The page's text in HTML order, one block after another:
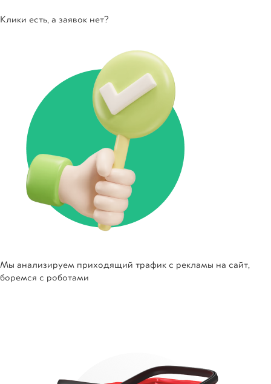
Клики есть, а заявок нет?
Мы анализируем приходящий трафик с рекламы на сайт,
боремся с роботами